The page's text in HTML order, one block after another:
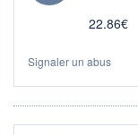
22.86€
Signaler un abus